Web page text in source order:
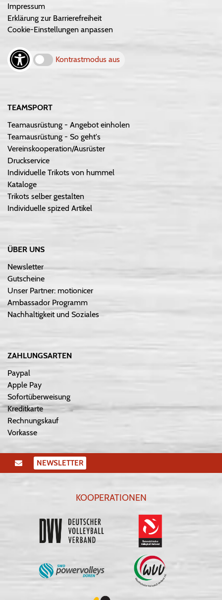
Impressum
Erklärung zur Barrierefreiheit
Cookie-Einstellungen anpassen
Kontrastmodus aus
TEAMSPORT
Teamausrüstung - Angebot einholen
Teamausrüstung - So geht's
Vereinskooperation/Ausrüster
Druckservice
Individuelle Trikots von hummel
Kataloge
Trikots selber gestalten
Individuelle spized Artikel
ÜBER UNS
Newsletter
Gutscheine
Unser Partner: motionicer
Ambassador Programm
Nachhaltigkeit und Soziales
ZAHLUNGSARTEN
Paypal
Apple Pay
Sofortüberweisung
Kreditkarte
Rechnungskauf
Vorkasse
NEWSLETTER
KOOPERATIONEN